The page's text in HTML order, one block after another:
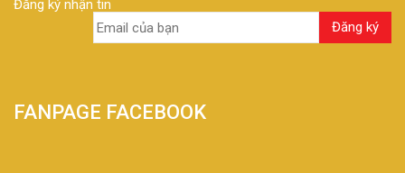
Đăng ký nhận tin
FANPAGE FACEBOOK